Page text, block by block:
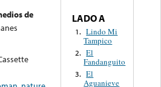
de
LADO A
1. Lindo Mi
Tampico
2. El
Fandanguito
3. El
Aguanieve